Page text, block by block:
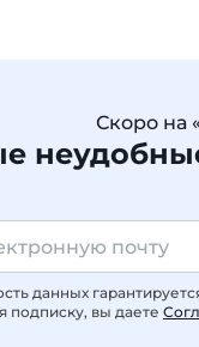
Скоро на
данных
вы даете